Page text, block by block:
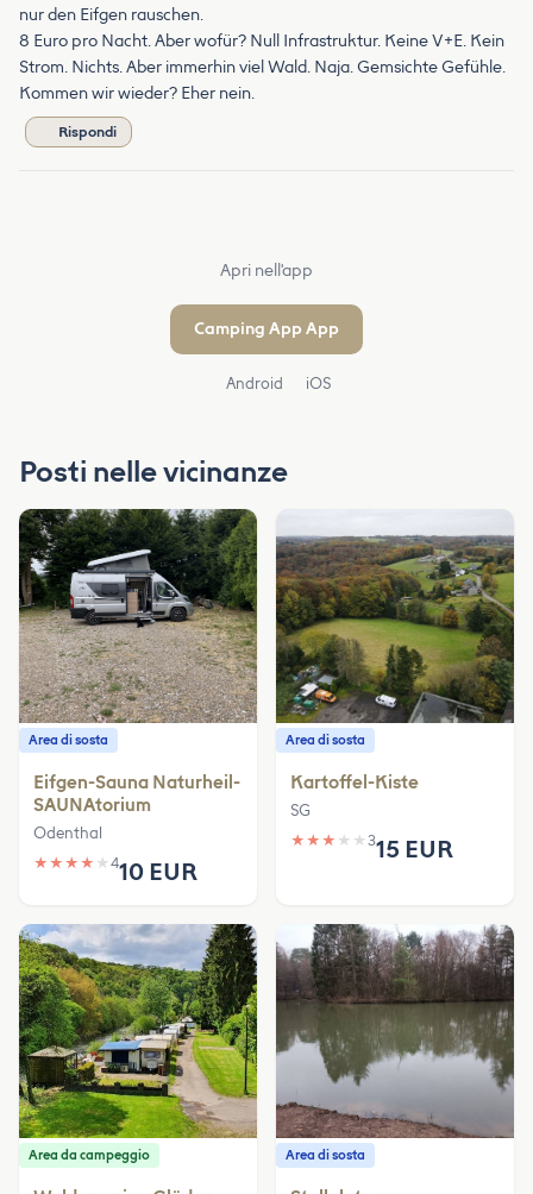
nur den Eifgen rauschen.
8 Euro pro Nacht. Aber wofür? Null Infrastruktur. Keine V+E. Kein
Strom. Nichts. Aber immerhin viel Wald. Naja. Gemsichte Gefühle.
Kommen wir wieder? Eher nein.
Rispondi
Apri nell'app
Camping App App
Android iOS
Posti nelle vicinanze
Area di sosta
Eifgen-Sauna Naturheil-
SAUNAtorium
Odenthal
★ ★ ★ ★ ★ 410 EUR
Area di sosta
Kartoffel-Kiste
SG
★ ★ ★ ★ ★ 315 EUR
Area da campeggio Area di sosta